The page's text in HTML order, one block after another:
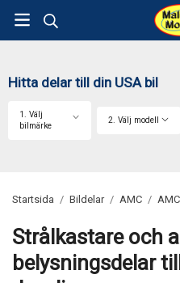
Hitta delar till din USA bil
1. Välj
bilmärke
2. Välj modell
Startsida / Bildelar / AMC /
Strålkastare och
belysningsdelar